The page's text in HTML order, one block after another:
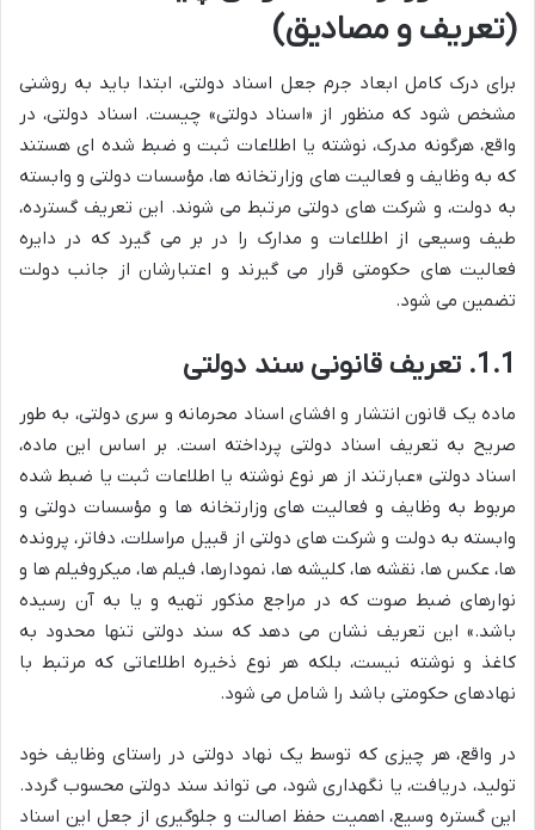
(تعریف و مصادیق)
برای درک کامل ابعاد جرم جعل اسناد دولتی، ابتدا باید به روشنی
مشخص شود که منظور از «اسناد دولتی» چیست. اسناد دولتی، در
واقع، هرگونه مدرک، نوشته یا اطلاعات ثبت و ضبط شده ای هستند
که به وظایف و فعالیت های وزارتخانه ها، مؤسسات دولتی و وابسته
به دولت، و شرکت های دولتی مرتبط می شوند. این تعریف گسترده،
طیف وسیعی از اطلاعات و مدارک را در بر می گیرد که در دایره
فعالیت های حکومتی قرار می گیرند و اعتبارشان از جانب دولت
تضمین می شود.
1.1. تعریف قانونی سند دولتی
ماده یک قانون انتشار و افشای اسناد محرمانه و سری دولتی، به طور
صریح به تعریف اسناد دولتی پرداخته است. بر اساس این ماده،
اسناد دولتی «عبارتند از هر نوع نوشته یا اطلاعات ثبت یا ضبط شده
مربوط به وظایف و فعالیت های وزارتخانه ها و مؤسسات دولتی و
وابسته به دولت و شرکت های دولتی از قبیل مراسلات، دفاتر، پرونده
ها، عکس ها، نقشه ها، کلیشه ها، نمودارها، فیلم ها، میکروفیلم ها و
نوارهای ضبط صوت که در مراجع مذکور تهیه و یا به آن رسیده
باشد.» این تعریف نشان می دهد که سند دولتی تنها محدود به
کاغذ و نوشته نیست، بلکه هر نوع ذخیره اطلاعاتی که مرتبط با
نهادهای حکومتی باشد را شامل می شود.
در واقع، هر چیزی که توسط یک نهاد دولتی در راستای وظایف خود
تولید، دریافت، یا نگهداری شود، می تواند سند دولتی محسوب گردد.
این گستره وسیع، اهمیت حفظ اصالت و جلوگیری از جعل این اسناد